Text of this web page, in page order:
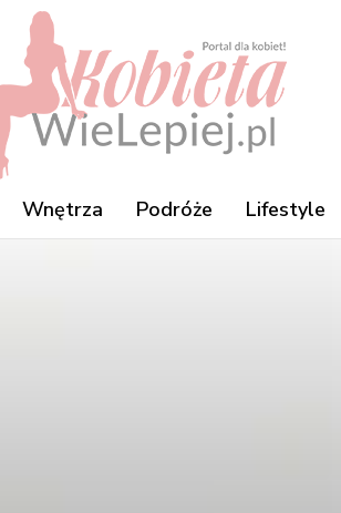
Wnętrza Podróże Lifestyle